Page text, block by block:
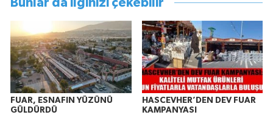
FUAR, ESNAFIN YÜZÜNÜ
GÜLDÜRDÜ
HASCEVHER’DEN DEV FUAR
KAMPANYASI